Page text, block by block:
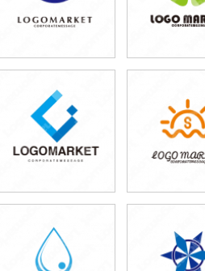
39,800円
(税込43,780円)
39,800円
(税込43,780
39,800円
(税込43,780円)
39,800円
(税込43,780